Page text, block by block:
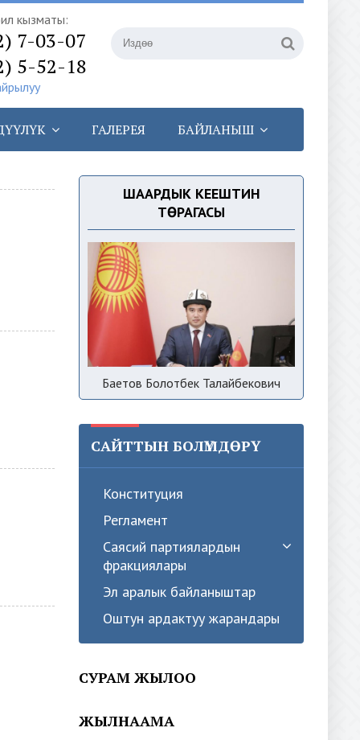
кызматы:
7-03-07
5-52-18
ГАЛЕРЕЯ БАЙЛАНЫШ
ШААРДЫК КЕҢЕШТИН
ТӨРАГАСЫ
Баетов Болотбек Талайбекович
САЙТТЫН БОЛҮМДӨРҮ
Конституция
Регламент
Саясий партиялардын
фракциялары
Эл аралык байланыштар
Оштун ардактуу жарандары
СУРАМ ЖЫЛОО
ЖЫЛНААМА